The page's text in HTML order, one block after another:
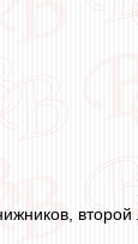
второй